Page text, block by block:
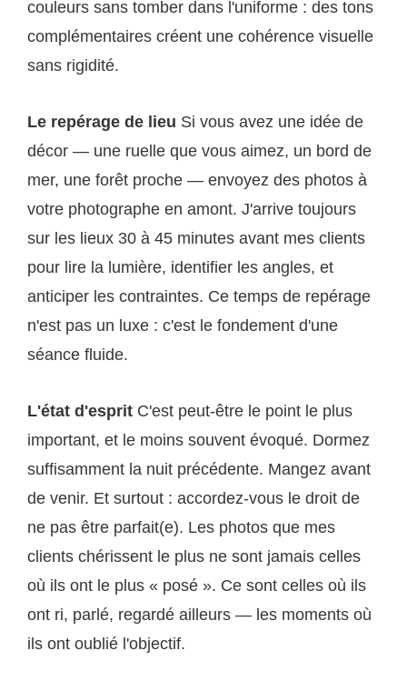
couleurs sans tomber dans l'uniforme : des tons
complémentaires créent une cohérence visuelle
sans rigidité.
Le repérage de lieu Si vous avez une idée de
décor — une ruelle que vous aimez, un bord de
mer, une forêt proche — envoyez des photos à
votre photographe en amont. J'arrive toujours
sur les lieux 30 à 45 minutes avant mes clients
pour lire la lumière, identifier les angles, et
anticiper les contraintes. Ce temps de repérage
n'est pas un luxe : c'est le fondement d'une
séance fluide.
L'état d'esprit C'est peut-être le point le plus
important, et le moins souvent évoqué. Dormez
suffisamment la nuit précédente. Mangez avant
de venir. Et surtout : accordez-vous le droit de
ne pas être parfait(e). Les photos que mes
clients chérissent le plus ne sont jamais celles
où ils ont le plus « posé ». Ce sont celles où ils
ont ri, parlé, regardé ailleurs — les moments où
ils ont oublié l'objectif.